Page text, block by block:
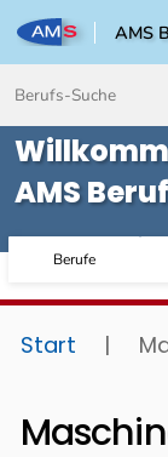
AMS
AMS
Berufe
Start |